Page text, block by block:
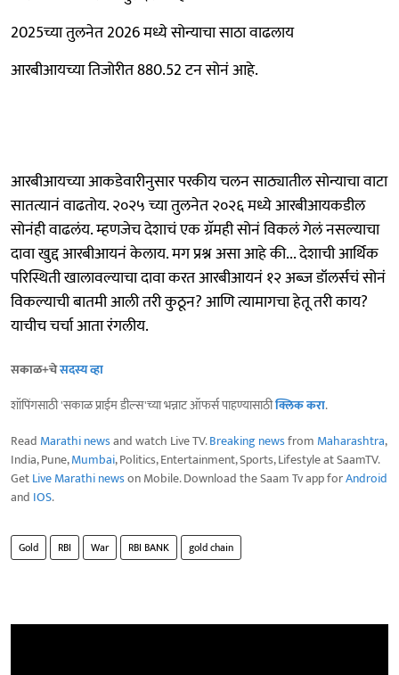
2025च्या तुलनेत 2026 मध्ये सोन्याचा साठा वाढलाय
आरबीआयच्या तिजोरीत 880.52 टन सोनं आहे.
आरबीआयच्या आकडेवारीनुसार परकीय चलन साठ्यातील सोन्याचा वाटा
सातत्यानं वाढतोय. २०२५ च्या तुलनेत २०२६ मध्ये आरबीआयकडील
सोनंही वाढलंय. म्हणजेच देशाचं एक ग्रॅमही सोनं विकलं गेलं नसल्याचा
दावा खुद्द आरबीआयनं केलाय. मग प्रश्न असा आहे की... देशाची आर्थिक
परिस्थिती खालावल्याचा दावा करत आरबीआयनं १२ अब्ज डॉलर्सचं सोनं
विकल्याची बातमी आली तरी कुठून? आणि त्यामागचा हेतू तरी काय?
याचीच चर्चा आता रंगलीय.
सकाळ+चेसदस्य व्हा
शॉपिंगसाठी 'सकाळ प्राईम डील्स'च्या भन्नाट ऑफर्स पाहण्यासाठीक्लिक करा.
Read Marathi newsand watch Live TV.Breaking newsfrom Maharashtra,
India, Pune,Mumbai, Politics, Entertainment, Sports, Lifestyle at SaamTV.
GetLive Marathi newson Mobile. Download the Saam Tv app forAndroid
and IOS.
Gold RBI War RBI BANK gold chain